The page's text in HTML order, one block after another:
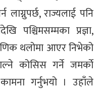
लाग्नुपर्छ, राज्यलाई पनि
पश्चिमसम्मका प्रज्ञा,
थलोमा आएर निभेको
कोसिस गर्ने जमर्काे
गर्नुभयो । उहाँले